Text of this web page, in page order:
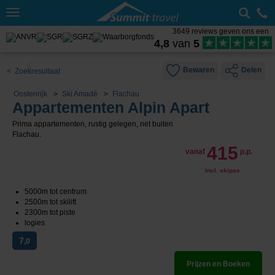
Toggle
3649 reviews geven ons een
4,8 van 5
< Zoekresultaat Bewaren Delen
Oostenrijk Ski Amadé Flachau
Appartementen Alpin Apart
Prima appartementen, rustig gelegen, net buiten
Flachau.
vanaf 415 p.p.
incl. skipas
5000m tot centrum
2500m tot skilift
2300m tot piste
logies
7,0
Prijzen en Boeken